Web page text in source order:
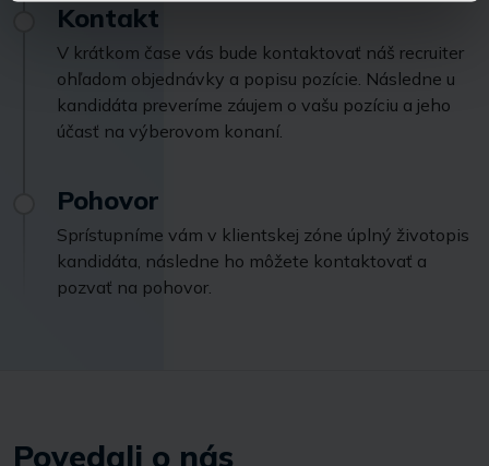
Kontakt
V krátkom čase vás bude kontaktovať náš recruiter
ohľadom objednávky a popisu pozície. Následne u
kandidáta preveríme záujem o vašu pozíciu a jeho
účasť na výberovom konaní.
Pohovor
Sprístupníme vám v klientskej zóne úplný životopis
kandidáta, následne ho môžete kontaktovať a
pozvať na pohovor.
Povedali o nás